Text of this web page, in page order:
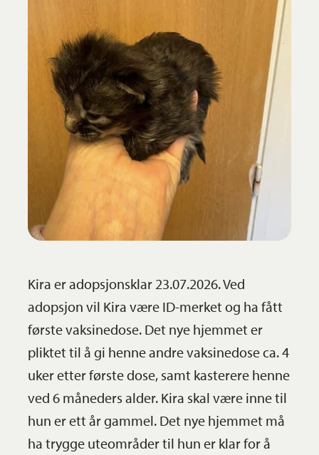
Kira er adopsjonsklar 23.07.2026. Ved
adopsjon vil Kira være ID-merket og ha fått
første vaksinedose. Det nye hjemmet er
pliktet til å gi henne andre vaksinedose ca. 4
uker etter første dose, samt kasterere henne
ved 6 måneders alder. Kira skal være inne til
hun er ett år gammel. Det nye hjemmet må
ha trygge uteområder til hun er klar for å